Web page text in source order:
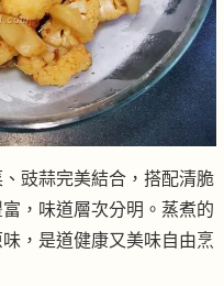
豉蒜完美結合，搭配清脆
，味道層次分明。蒸煮的
，是道健康又美味自由烹